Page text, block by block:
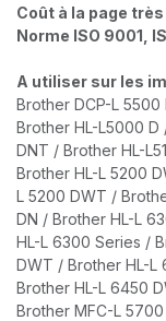
Coût à la page
Norme ISO 9001,
A utiliser sur les
Brother DCP-L
Brother HL-L5000 D
DNT / Brother HL-
Brother HL-L 5200
L 5200 DWT /
DN / Brother HL-L
HL-L 6300 Series /
DWT / Brother HL-
Brother HL-L 6450
Brother MFC-L